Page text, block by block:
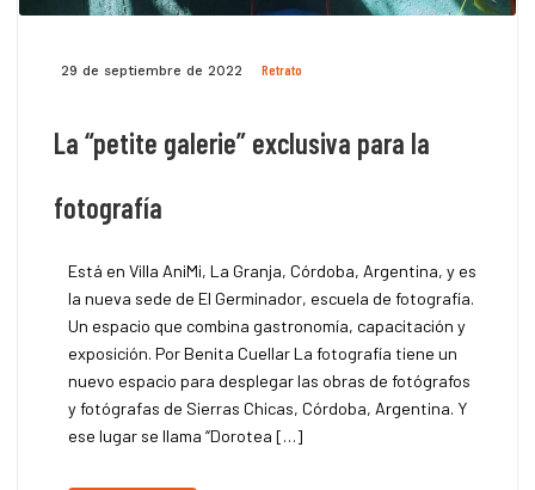
29 de septiembre de 2022 Retrato
La “petite galerie” exclusiva para la
fotografía
Está en Villa AniMi, La Granja, Córdoba, Argentina, y es
la nueva sede de El Germinador, escuela de fotografía.
Un espacio que combina gastronomía, capacitación y
exposición. Por Benita Cuellar La fotografía tiene un
nuevo espacio para desplegar las obras de fotógrafos
y fotógrafas de Sierras Chicas, Córdoba, Argentina. Y
ese lugar se llama “Dorotea […]